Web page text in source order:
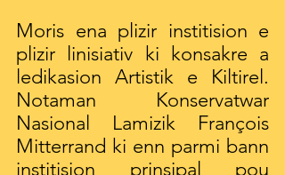
Moris ena plizir institision e
plizir linisiativ ki konsakre a
ledikasion Artistik e Kiltirel.
Notaman Konservatwar
Nasional Lamizik François
Mitterrand ki enn parmi bann
institision prinsipal pou